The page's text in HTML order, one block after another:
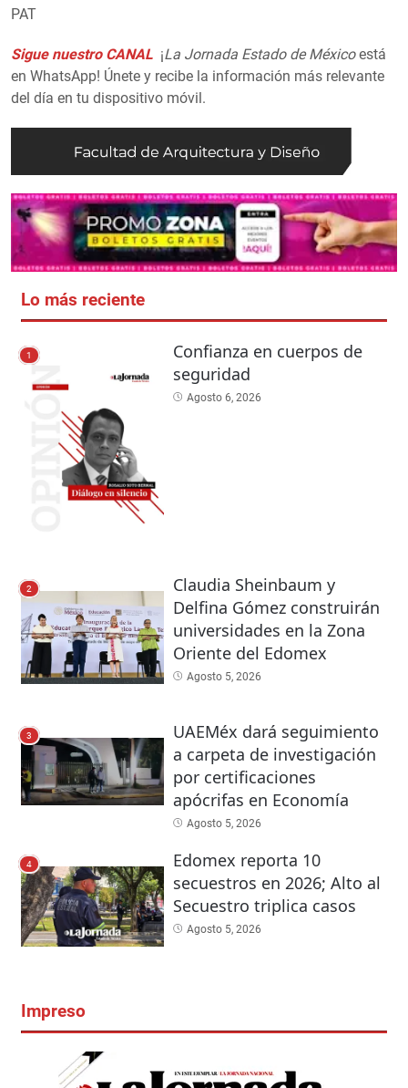
PAT
Sigue nuestro CANAL ¡La Jornada Estado de Méxicoestá
en WhatsApp! Únete y recibe la información más relevante
del día en tu dispositivo móvil.
Lo más reciente
1
Confianza en cuerpos de
seguridad
Agosto 6, 2026
2
Claudia Sheinbaum y
Delfina Gómez construirán
universidades en la Zona
Oriente del Edomex
Agosto 5, 2026
3
UAEMéx dará seguimiento
a carpeta de investigación
por certificaciones
apócrifas en Economía
Agosto 5, 2026
4
Edomex reporta 10
secuestros en 2026; Alto al
Secuestro triplica casos
Agosto 5, 2026
Impreso